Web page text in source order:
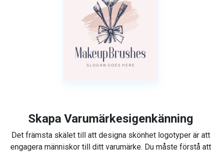
Skapa Varumärkesigenkänning
Det främsta skälet till att designa skönhet logotyper är att
engagera människor till ditt varumärke. Du måste förstå att